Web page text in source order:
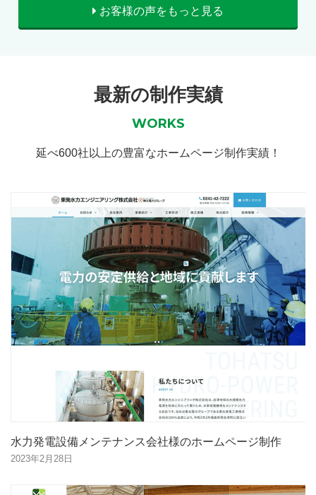
お客様の声をもっと見る
最新の制作実績
WORKS
延べ600社以上の豊富なホームページ制作実績！
水力発電設備メンテナンス会社様のホームページ制作
2023年2月28日